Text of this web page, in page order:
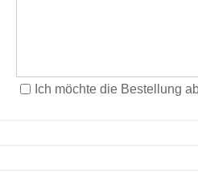
Ich möchte die Bestellung